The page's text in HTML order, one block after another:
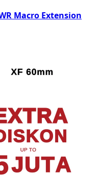
Macro Extension